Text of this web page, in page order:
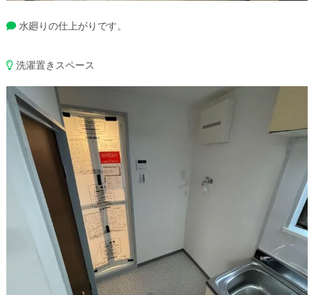
水廻りの仕上がりです。
洗濯置きスペース